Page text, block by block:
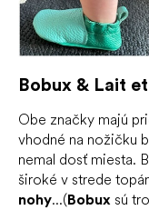
Bobux & Lait
Obe značky majú
vhodné na nožičku
nemal dosť miesta.
široké v strede
nohy...(Bobux sú